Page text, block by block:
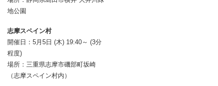
地公園
志摩スペイン村
開催日：5月5日 (木) 19:40～ (3分
程度)
場所：三重県志摩市磯部町坂崎
（志摩スペイン村内）